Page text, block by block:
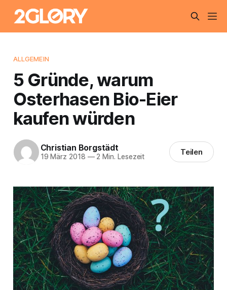
ALLGEMEIN
5 Gründe, warum
Osterhasen Bio-Eier
kaufen würden
Christian Borgstädt
19 März 2018 —2 Min. Lesezeit Teilen